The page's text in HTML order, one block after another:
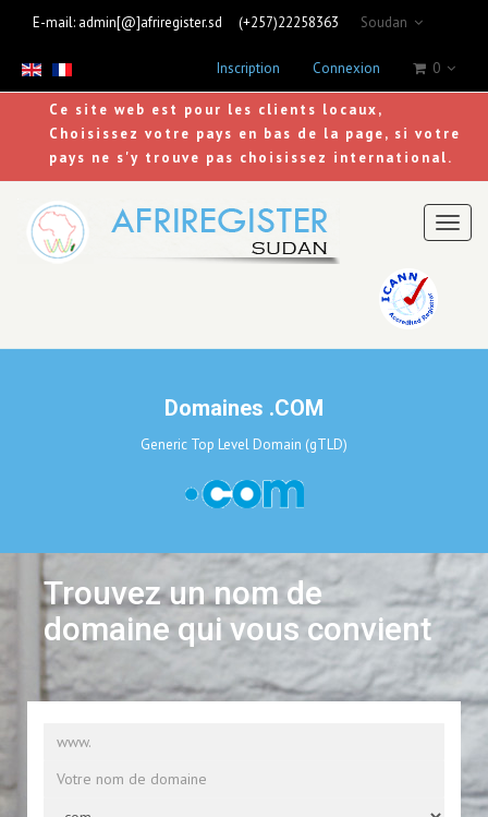
E-mail: admin[@]afriregister.sd (+257)22258363 Soudan
Inscription Connexion 0
Ce site web est pour les clients locaux,
Choisissez votre pays en bas de la page, si votre
pays ne s'y trouve pas choisissez international.
Domaines .COM
Generic Top Level Domain (gTLD)
Trouvez un nom de
domaine qui vous convient